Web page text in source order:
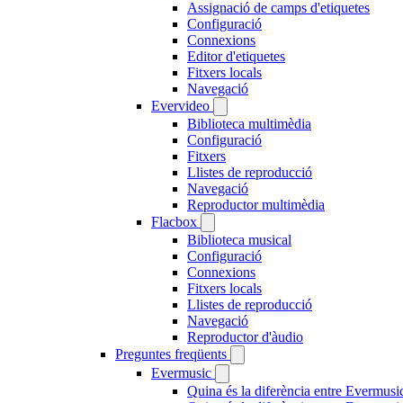
Assignació de camps d'etiquetes
Configuració
Connexions
Editor d'etiquetes
Fitxers locals
Navegació
Evervideo
Biblioteca multimèdia
Configuració
Fitxers
Llistes de reproducció
Navegació
Reproductor multimèdia
Flacbox
Biblioteca musical
Configuració
Connexions
Fitxers locals
Llistes de reproducció
Navegació
Reproductor d'àudio
Preguntes freqüents
Evermusic
Quina és la diferència entre